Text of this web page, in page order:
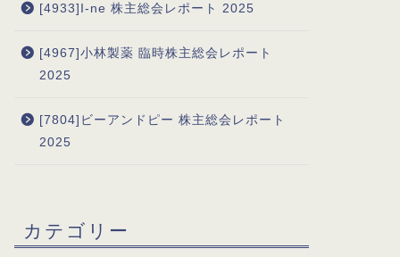
[4933]I-ne 株主総会レポート 2025
[4967]小林製薬 臨時株主総会レポート
2025
[7804]ビーアンドピー 株主総会レポート
2025
カテゴリー